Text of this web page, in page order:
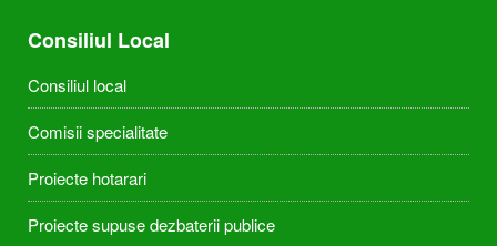
Consiliul Local
Consiliul local
Comisii specialitate
Proiecte hotarari
Proiecte supuse dezbaterii publice